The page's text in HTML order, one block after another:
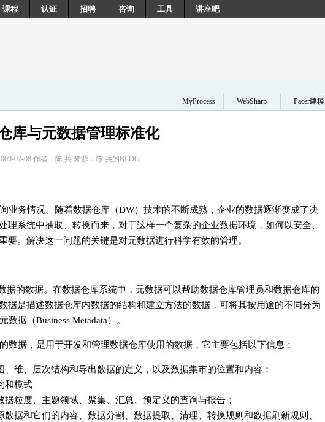
课程 认证 招聘 咨询 工具 讲座吧
MyProcess WebSharp Pacer建模
库与元数据管理标准化
07-08 作者：陈 兵 来源：陈 兵的BLOG
业务情况。随着数据仓库（DW）技术的不断成熟，企业的数据逐渐变成了决
系统中抽取、转换而来，对于这样一个复杂的企业数据环境，如何以安全、
。解决这一问题的关键是对元数据进行科学有效的管理。
据的数据。在数据仓库系统中，元数据可以帮助数据仓库管理员和数据仓库的
据是描述数据仓库内数据的结构和建立方法的数据，可将其按用途的不同分为
据（Business Metadata）。
数据，是用于开发和管理数据仓库使用的数据，它主要包括以下信息：
维、层次结构和导出数据的定义，以及数据集市的位置和内容；
和模式
粒度、主题领域、聚集、汇总、预定义的查询与报告；
据和它们的内容、数据分割、数据提取、清理、转换规则和数据刷新规则、